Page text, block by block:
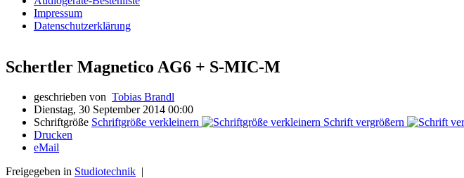
Impressum
Datenschutzerklärung
Schertler Magnetico AG6 + S-MIC-M
geschrieben von Tobias Brandl
Dienstag, 30 September 2014 00:00
Schriftgröße Schriftgröße verkleinern
Schrift vergrößern
Drucken
eMail
Freigegeben in Studiotechnik |